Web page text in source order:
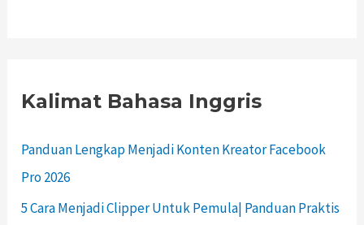
Kalimat Bahasa Inggris
Panduan Lengkap Menjadi Konten Kreator Facebook
Pro 2026
5 Cara Menjadi Clipper Untuk Pemula| Panduan Praktis